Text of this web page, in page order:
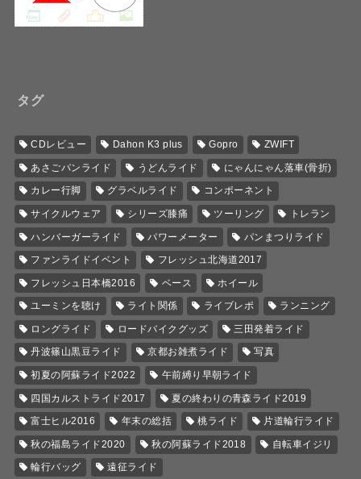
タグ
CDレビュー Dahon K3 plus Gopro ZWIFT
あさごパンライド うどんライド にゃんにゃん落車(骨折)
カレー行脚 グラベルライド コンポーネント
サイクルウェア シリーズ膝痛 ツーリング トレラン
ハンバーガーライド パワーメーター パンまつりライド
ファンライドイベント フレッシュ北海道2017
フレッシュ日本橋2016 ベース ホイール
ユーミンを聴け ライト関係 ライブレポ ランニング
ロングライド ロードバイクグッズ 三田発着ライド
丹波篠山黒豆ライド 京都お雑煮ライド 写真
初夏の阿蘇ライド2022 午前縛り早朝ライド
四国カルストライド2017 夏の終わりの青森ライド2019
富士ヒル2016 年末の総括 桃ライド 片道輪行ライド
秋の福島ライド2020 秋の阿蘇ライド2018 自転車イジリ
輪行バッグ 遠征ライド